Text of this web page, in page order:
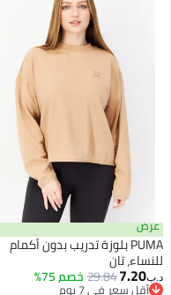
PUMA بلوزة تدريب بدون أكمام
تان
29.84خصم 75%
سعر في 7 يوم